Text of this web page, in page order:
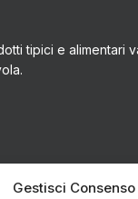
Gestisci Consenso
tipici e alimentari